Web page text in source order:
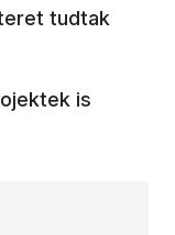
tudtak
is